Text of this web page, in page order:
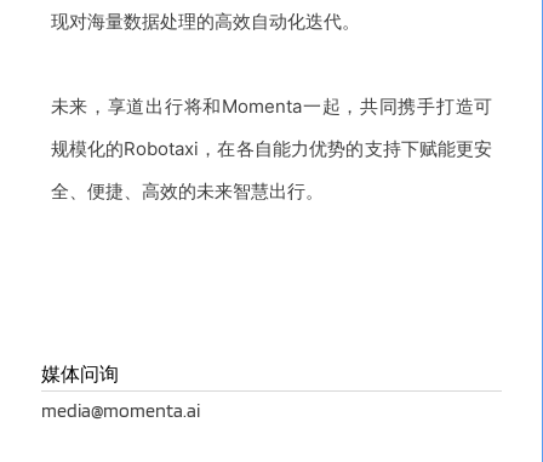
现对海量数据处理的高效自动化迭代。
未来，享道出行将和Momenta一起，共同携手打造可
规模化的Robotaxi ，在各自能力优势的支持下赋能更安
全、便捷、高效的未来智慧出行。
媒体问询
media@momenta.ai